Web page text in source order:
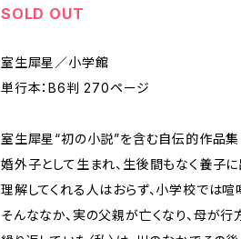
SOLD OUT
室生犀星／小学館
単行本：B6判 270ページ
室生犀星“初の小説”を含む自伝的作品集
婚外子として生まれ、生後間もなく養子に
理解してくれる人はおらず、小学校では
そんななか、実の父親が亡くなり、母が